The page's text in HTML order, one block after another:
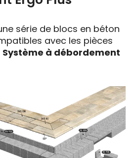
série de blocs en béton
avec les pièces
Système à débordement